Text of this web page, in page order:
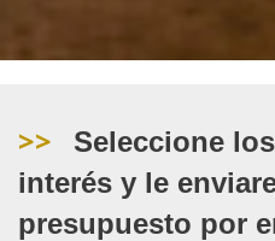
>>
Seleccione
interés y le
presupuesto por